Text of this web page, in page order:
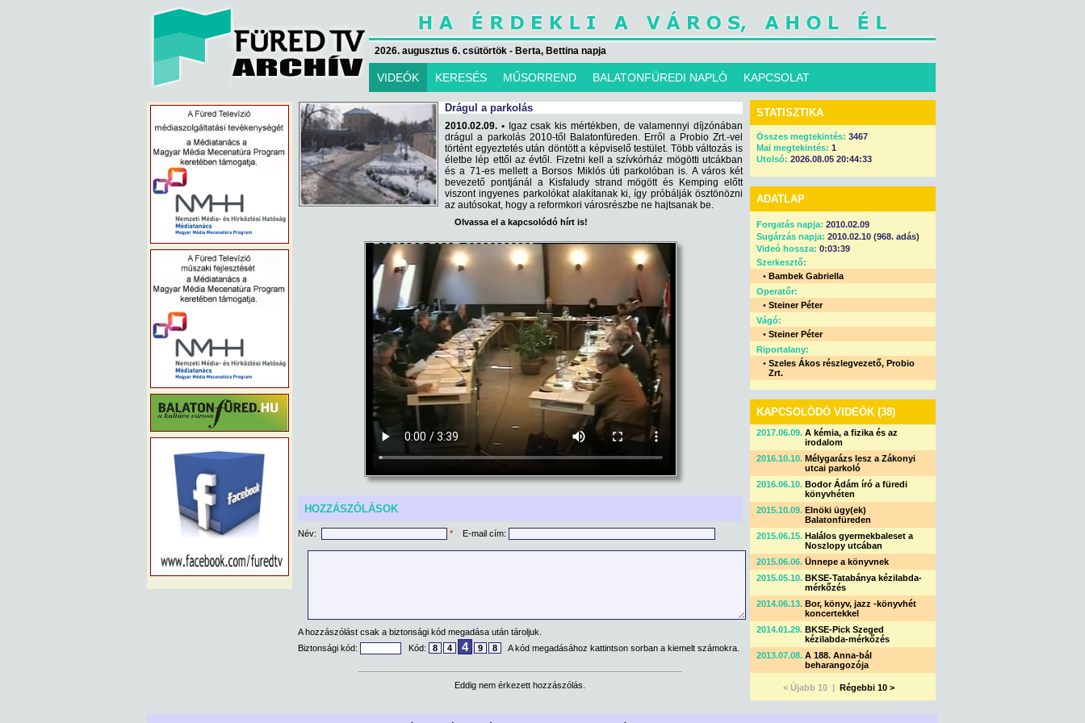
2026. augusztus 6. csütörtök - Berta, Bettina napja
VIDEÓK KERESÉS MŰSORREND BALATONFÜREDI NAPLÓ KAPCSOLAT
Drágul a parkolás
2010.02.09. •Igaz csak kis mértékben, de valamennyi díjzónában
drágul a parkolás 2010-től Balatonfüreden. Erről a Probio Zrt.-vel
történt egyeztetés után döntött a képviselő testület. Több változás is
életbe lép ettől az évtől. Fizetni kell a szívkórház mögötti utcákban
és a 71-es mellett a Borsos Miklós úti parkolóban is. A város két
bevezető pontjánál a Kisfaludy strand mögött és Kemping előtt
viszont ingyenes parkolókat alakítanak ki, így próbálják ösztönözni
az autósokat, hogy a reformkori városrészbe ne hajtsanak be.
Olvassa el a kapcsolódó hírt is!
HOZZÁSZÓLÁSOK
Név: * E-mail cím:
A hozzászólást csak a biztonsági kód megadása után tároljuk.
Biztonsági kód:
Kód: 8 4 4 9 8 A kód megadásához kattintson sorban a kiemelt számokra.
Eddig nem érkezett hozzászólás.
STATISZTIKA
Összes megtekintés: 3467
Mai megtekintés: 1
Utolsó: 2026.08.05 20:44:33
ADATLAP
Forgatás napja: 2010.02.09
Sugárzás napja: 2010.02.10 (968. adás)
Videó hossza: 0:03:39
Szerkesztő:
• Bambek Gabriella
Operatőr:
• Steiner Péter
Vágó:
• Steiner Péter
Riportalany:
• Szeles Ákos részlegvezető, Probio
Zrt.
KAPCSOLÓDÓ VIDEÓK (38)
2017.06.09. A kémia, a fizika és az
irodalom
2016.10.10. Mélygarázs lesz a Zákonyi
utcai parkoló
2016.06.10. Bodor Ádám író a füredi
könyvhéten
2015.10.09. Elnöki ügy(ek)
Balatonfüreden
2015.06.15. Halálos gyermekbaleset a
Noszlopy utcában
2015.06.06. Ünnepe a könyvnek
2015.05.10. BKSE-Tatabánya kézilabda-
mérkőzés
2014.06.13. Bor, könyv, jazz -könyvhét
koncertekkel
2014.01.29. BKSE-Pick Szeged
kézilabda-mérkőzés
2013.07.08. A 188. Anna-bál
beharangozója
< Újabb 10 | Régebbi 10 >